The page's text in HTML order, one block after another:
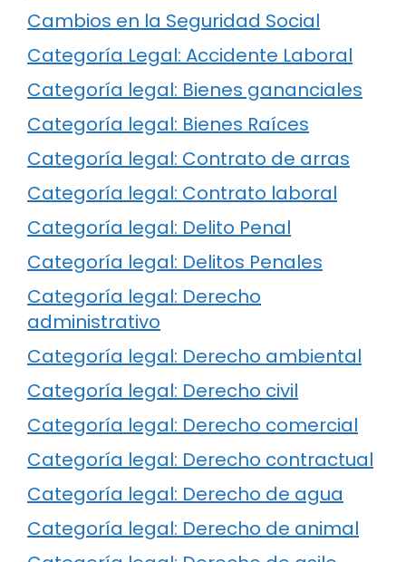
Cambios en la Seguridad Social
Categoría Legal: Accidente Laboral
Categoría legal: Bienes gananciales
Categoría legal: Bienes Raíces
Categoría legal: Contrato de arras
Categoría legal: Contrato laboral
Categoría legal: Delito Penal
Categoría legal: Delitos Penales
Categoría legal: Derecho
administrativo
Categoría legal: Derecho ambiental
Categoría legal: Derecho civil
Categoría legal: Derecho comercial
Categoría legal: Derecho contractual
Categoría legal: Derecho de agua
Categoría legal: Derecho de animal